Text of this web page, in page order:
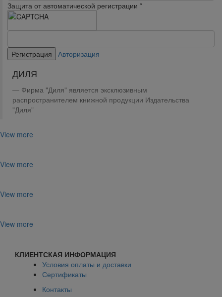
Защита от автоматической регистрации *
Авторизация
ДИЛЯ
Фирма "Диля" является эксклюзивным
распространителем книжной продукции Издательства
"Диля"
View more
View more
View more
View more
КЛИЕНТСКАЯ ИНФОРМАЦИЯ
Условия оплаты и доставки
Сертификаты
Контакты